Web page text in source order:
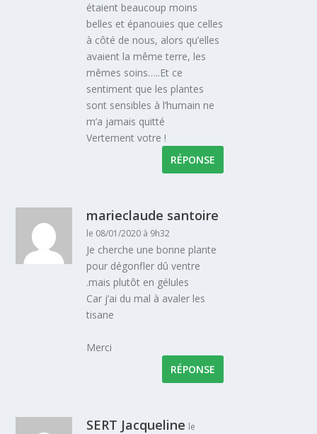
étaient beaucoup moins
belles et épanouies que celles
à côté de nous, alors qu’elles
avaient la même terre, les
mêmes soins…..Et ce
sentiment que les plantes
sont sensibles à l’humain ne
m’a jamais quitté
Vertement votre !
RÉPONSE
marieclaude santoire
le 08/01/2020 à 9h32
Je cherche une bonne plante
pour dégonfler dû ventre
.mais plutôt en gélules
Car j’ai du mal à avaler les
tisane
Merci
RÉPONSE
SERT Jacqueline le